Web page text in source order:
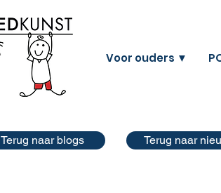
Voor ouders ▼
Terug naar blogs Terug naar